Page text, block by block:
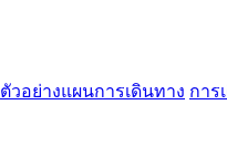
ตัวอย่างแผนการเดินทาง การ